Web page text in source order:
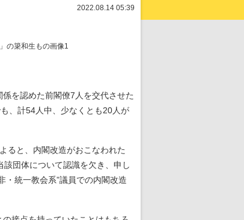
2022.08.14 05:39
を認めた前閣僚7人を交代させた
、計54人中、少なくとも20人が
ると、内閣改造がおこなわれた
団体について認識を欠き、申し
・統一教会系”議員での内閣改造